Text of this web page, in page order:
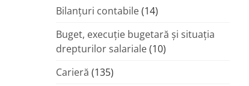
Bilanțuri contabile(14)
Buget, execuție bugetară și situația
drepturilor salariale(10)
Carieră (135)